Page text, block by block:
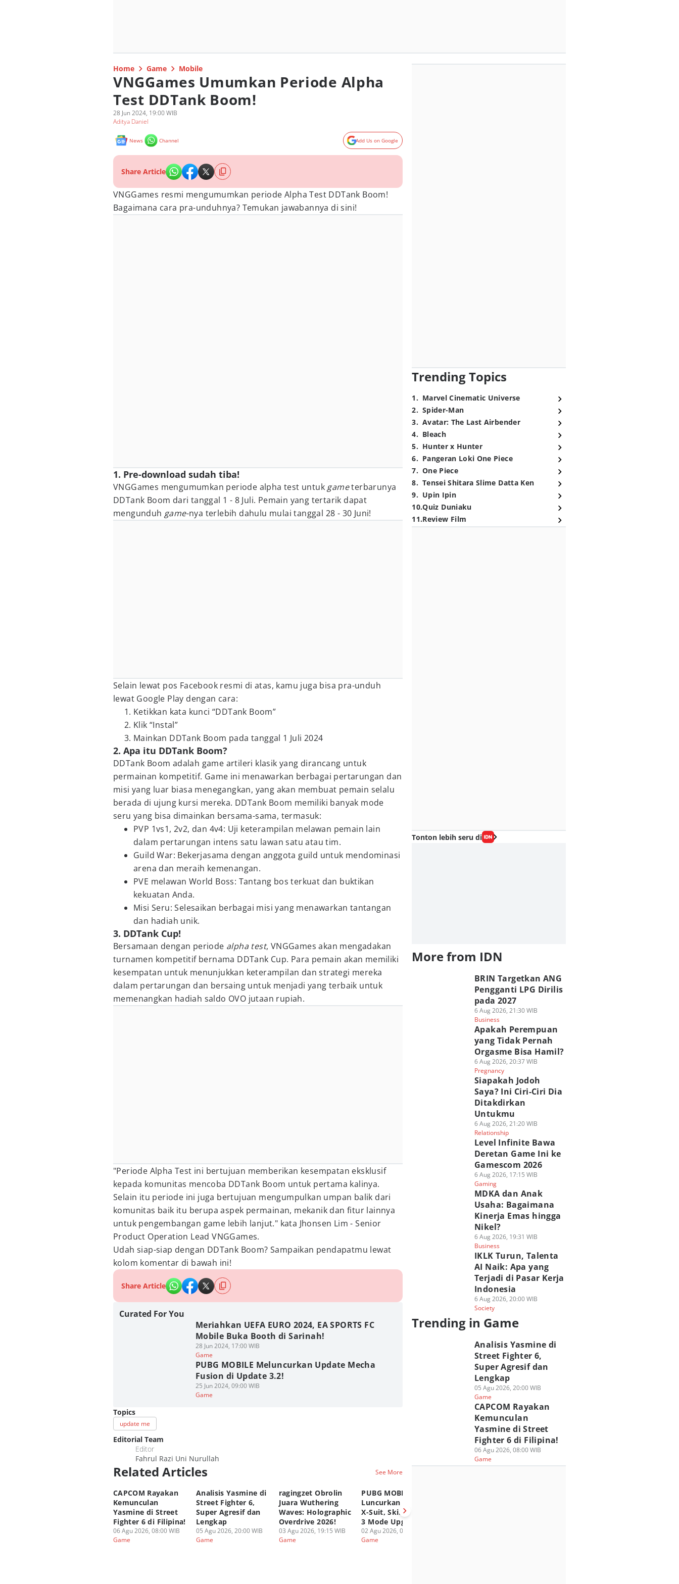
Home Game Mobile
VNGGames Umumkan Periode Alpha
Test DDTank Boom!
28 Jun 2024, 19:00 WIB
Aditya Daniel
News Channel Add Us on Google
Share Article
VNGGames resmi mengumumkan periode Alpha Test DDTank Boom!
Bagaimana cara pra-unduhnya? Temukan jawabannya di sini!
1. Pre-download sudah tiba!
VNGGames mengumumkan periode alpha test untuk gameterbarunya
DDTank Boom dari tanggal 1 - 8 Juli. Pemain yang tertarik dapat
mengunduh game-nya terlebih dahulu mulai tanggal 28 - 30 Juni!
Selain lewat pos Facebook resmi di atas, kamu juga bisa pra-unduh
lewat Google Play dengan cara:
Ketikkan kata kunci “DDTank Boom”
Klik “Instal”
Mainkan DDTank Boom pada tanggal 1 Juli 2024
2. Apa itu DDTank Boom?
DDTank Boom adalah game artileri klasik yang dirancang untuk
permainan kompetitif. Game ini menawarkan berbagai pertarungan dan
misi yang luar biasa menegangkan, yang akan membuat pemain selalu
berada di ujung kursi mereka. DDTank Boom memiliki banyak mode
seru yang bisa dimainkan bersama-sama, termasuk:
PVP 1vs1, 2v2, dan 4v4: Uji keterampilan melawan pemain lain
dalam pertarungan intens satu lawan satu atau tim.
Guild War: Bekerjasama dengan anggota guild untuk mendominasi
arena dan meraih kemenangan.
PVE melawan World Boss: Tantang bos terkuat dan buktikan
kekuatan Anda.
Misi Seru: Selesaikan berbagai misi yang menawarkan tantangan
dan hadiah unik.
3. DDTank Cup!
Bersamaan dengan periode alpha test, VNGGames akan mengadakan
turnamen kompetitif bernama DDTank Cup. Para pemain akan memiliki
kesempatan untuk menunjukkan keterampilan dan strategi mereka
dalam pertarungan dan bersaing untuk menjadi yang terbaik untuk
memenangkan hadiah saldo OVO jutaan rupiah.
"Periode Alpha Test ini bertujuan memberikan kesempatan eksklusif
kepada komunitas mencoba DDTank Boom untuk pertama kalinya.
Selain itu periode ini juga bertujuan mengumpulkan umpan balik dari
komunitas baik itu berupa aspek permainan, mekanik dan fitur lainnya
untuk pengembangan game lebih lanjut." kata Jhonsen Lim - Senior
Product Operation Lead VNGGames.
Udah siap-siap dengan DDTank Boom? Sampaikan pendapatmu lewat
kolom komentar di bawah ini!
Share Article
Curated For You
Meriahkan UEFA EURO 2024, EA SPORTS FC
Mobile Buka Booth di Sarinah!
28 Jun 2024, 17:00 WIB
Game
PUBG MOBILE Meluncurkan Update Mecha
Fusion di Update 3.2!
25 Jun 2024, 09:00 WIB
Game
Topics
update me
Editorial Team
Editor
Fahrul Razi Uni Nurullah
Related Articles See More
CAPCOM Rayakan
Kemunculan
Yasmine di Street
Fighter 6 di Filipina!
06 Agu 2026, 08:00 WIB
Game
Analisis Yasmine di
Street Fighter 6,
Super Agresif dan
Lengkap
05 Agu 2026, 20:00 WIB
Game
ragingzet Obrolin
Juara Wuthering
Waves: Holographic
Overdrive 2026!
03 Agu 2026, 19:15 WIB
Game
PUBG MOBILE
Luncurkan Druvaen
X-Suit, Skin Dengan
3 Mode Upgradable!
02 Agu 2026, 05:00 WIB
Game
Trending Topics
1. Marvel Cinematic Universe
2. Spider-Man
3. Avatar: The Last Airbender
4. Bleach
5. Hunter x Hunter
6. Pangeran Loki One Piece
7. One Piece
8. Tensei Shitara Slime Datta Ken
9. Upin Ipin
10.Quiz Duniaku
11.Review Film
Tonton lebih seru di
More from IDN
BRIN Targetkan ANG
Pengganti LPG Dirilis
pada 2027
6 Aug 2026, 21:30 WIB
Business
Apakah Perempuan
yang Tidak Pernah
Orgasme Bisa Hamil?
6 Aug 2026, 20:37 WIB
Pregnancy
Siapakah Jodoh
Saya? Ini Ciri-Ciri Dia
Ditakdirkan
Untukmu
6 Aug 2026, 21:20 WIB
Relationship
Level Infinite Bawa
Deretan Game Ini ke
Gamescom 2026
6 Aug 2026, 17:15 WIB
Gaming
MDKA dan Anak
Usaha: Bagaimana
Kinerja Emas hingga
Nikel?
6 Aug 2026, 19:31 WIB
Business
IKLK Turun, Talenta
AI Naik: Apa yang
Terjadi di Pasar Kerja
Indonesia
6 Aug 2026, 20:00 WIB
Society
Trending in Game
Analisis Yasmine di
Street Fighter 6,
Super Agresif dan
Lengkap
05 Agu 2026, 20:00 WIB
Game
CAPCOM Rayakan
Kemunculan
Yasmine di Street
Fighter 6 di Filipina!
06 Agu 2026, 08:00 WIB
Game